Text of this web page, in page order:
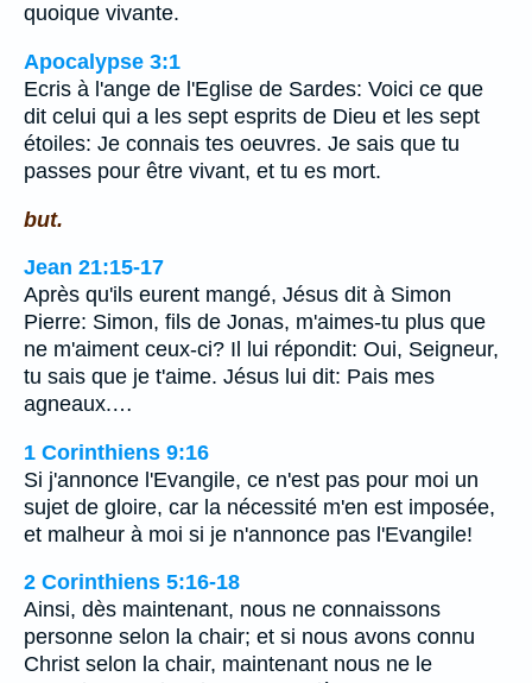
quoique vivante.
Apocalypse 3:1
Ecris à l'ange de l'Eglise de Sardes: Voici ce que
dit celui qui a les sept esprits de Dieu et les sept
étoiles: Je connais tes oeuvres. Je sais que tu
passes pour être vivant, et tu es mort.
but.
Jean 21:15-17
Après qu'ils eurent mangé, Jésus dit à Simon
Pierre: Simon, fils de Jonas, m'aimes-tu plus que
ne m'aiment ceux-ci? Il lui répondit: Oui, Seigneur,
tu sais que je t'aime. Jésus lui dit: Pais mes
agneaux.…
1 Corinthiens 9:16
Si j'annonce l'Evangile, ce n'est pas pour moi un
sujet de gloire, car la nécessité m'en est imposée,
et malheur à moi si je n'annonce pas l'Evangile!
2 Corinthiens 5:16-18
Ainsi, dès maintenant, nous ne connaissons
personne selon la chair; et si nous avons connu
Christ selon la chair, maintenant nous ne le